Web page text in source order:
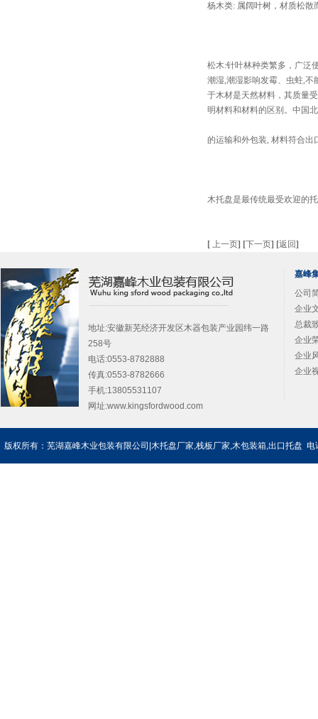
杨木类: 属阔叶树，材质松
松木:针叶林种类繁多，广泛
潮湿,潮湿影响发霉、虫蛀,
于木材是天然材料，其质量
明材料和材料的区别。中国
的运输和外包装, 材料符合出
木托盘是最传统最受欢迎的
[ 上一页] [下一页] [返回]
地址:安徽新芜经济开发区木器包装产业园纬一路
258号
电话:0553-8782888
传真:0553-8782666
手机:13805531107
网址:www.kingsfordwood.com
嘉峰
公司
企业
总裁
企业
企业
企业
版权所有：芜湖嘉峰木业包装有限公司|木托盘厂家,栈板厂家,木包装箱,出口托盘